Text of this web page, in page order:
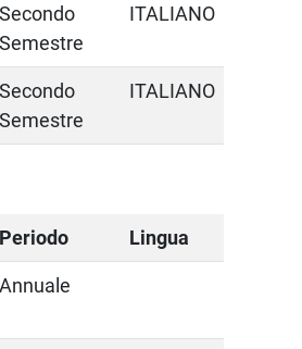
Secondo
Semestre
ITALIANO
Secondo
Semestre
ITALIANO
Periodo Lingua
Annuale